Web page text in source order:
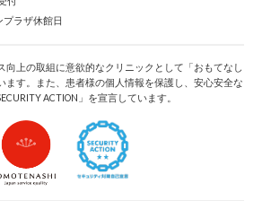
ラザ休館日
向上の取組に意欲的なクリニックとして「おもてなし
ます。また、患者様の個人情報を保護し、安心安全な
ACTION」を宣言しています。